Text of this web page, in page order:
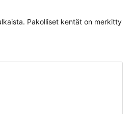
Pakolliset kentät on merkitty